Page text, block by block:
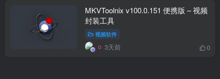
MKVToolnix v100.0.151 便携版 – 视频
封装工具
视频软件
3天前 0